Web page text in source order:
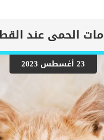
العيادة البيطرية. أمراض الفم
فلا يتمكن من الأكل والشرب
ألم شديد جدا للكلاب
او فى المنزل. إجراءات
الكلاب سيقوم الطبيب
والتقرحات الواضحة.كما
من عدم خطورة وضع الكلب تحت
مرض أساسي سيقوم الطبيب
استخدام أداة لتوجيه
الأسنان لإزالة […]
الحمى عند
23 أغسطس 2023